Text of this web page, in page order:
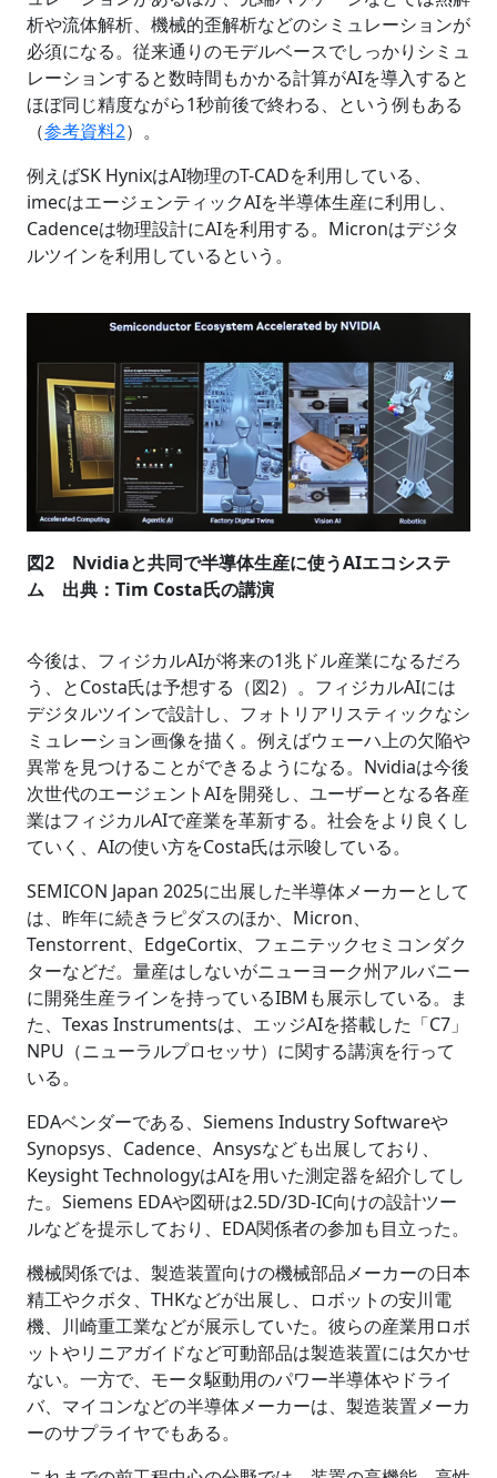
析や流体解析、機械的歪解析などのシミュレーションが
必須になる。従来通りのモデルベースでしっかりシミュ
レーションすると数時間もかかる計算がAIを導入すると
ほぼ同じ精度ながら1秒前後で終わる、という例もある
（参考資料2）。
例えばSK HynixはAI物理のT-CADを利用している、
imecはエージェンティックAIを半導体生産に利用し、
Cadenceは物理設計にAIを利用する。Micronはデジタ
ルツインを利用しているという。
図2 Nvidiaと共同で半導体生産に使うAIエコシステ
ム 出典：Tim Costa氏の講演
今後は、フィジカルAIが将来の1兆ドル産業になるだろ
う、とCosta氏は予想する（図2）。フィジカルAIには
デジタルツインで設計し、フォトリアリスティックなシ
ミュレーション画像を描く。例えばウェーハ上の欠陥や
異常を見つけることができるようになる。Nvidiaは今後
次世代のエージェントAIを開発し、ユーザーとなる各産
業はフィジカルAIで産業を革新する。社会をより良くし
ていく、AIの使い方をCosta氏は示唆している。
SEMICON Japan 2025に出展した半導体メーカーとして
は、昨年に続きラピダスのほか、Micron、
Tenstorrent、EdgeCortix、フェニテックセミコンダク
ターなどだ。量産はしないがニューヨーク州アルバニー
に開発生産ラインを持っているIBMも展示している。ま
た、Texas Instrumentsは、エッジAIを搭載した「C7」
NPU（ニューラルプロセッサ）に関する講演を行って
いる。
EDAベンダーである、Siemens Industry Softwareや
Synopsys、Cadence、Ansysなども出展しており、
Keysight TechnologyはAIを用いた測定器を紹介してし
た。Siemens EDAや図研は2.5D/3D-IC向けの設計ツー
ルなどを提示しており、EDA関係者の参加も目立った。
機械関係では、製造装置向けの機械部品メーカーの日本
精工やクボタ、THKなどが出展し、ロボットの安川電
機、川崎重工業などが展示していた。彼らの産業用ロボ
ットやリニアガイドなど可動部品は製造装置には欠かせ
ない。一方で、モータ駆動用のパワー半導体やドライ
バ、マイコンなどの半導体メーカーは、製造装置メーカ
ーのサプライヤでもある。